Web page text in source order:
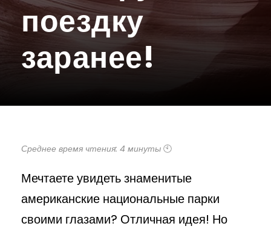
поездку
заранее!
Среднее время чтения: 4 минуты 🕙
Мечтаете увидеть знаменитые
американские национальные парки
своими глазами? Отличная идея! Но